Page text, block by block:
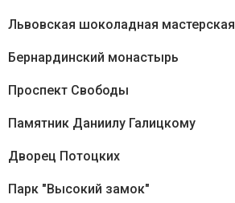
Львовская шоколадная мастерская
Бернардинский монастырь
Проспект Свободы
Памятник Даниилу Галицкому
Дворец Потоцких
Парк "Высокий замок"